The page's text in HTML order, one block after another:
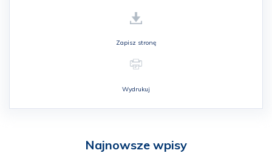
Najnowsze wpisy
Zapisz stronę
Wydrukuj